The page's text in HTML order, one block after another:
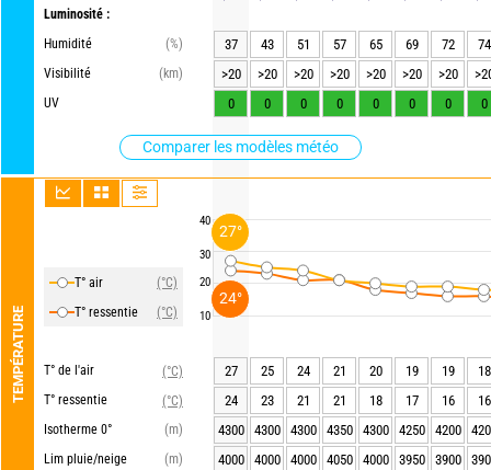
Luminosité :
Humidité
(%)
Visibilité
(km)
UV
Comparer les modèles météo
TEMPÉRATURE
T° air
(°C)
T° ressentie
(°C)
T° de l'air
(°C)
T° ressentie
(°C)
Isotherme 0°
(m)
Lim pluie/neige
(m)
40
30
20
10
37 43 51 57 65 69 72
74
>20
>20 >20 >20 >20 >20 >20
0
0 0 0 0 0 0 0
27 25 24 21 20 19 19
18
24
23 21 21 18 17 16
16
4300
4300 4300 4350 4300 4250 4200
4000
4000 4000 4050 4000 3950 3900
27°
24°